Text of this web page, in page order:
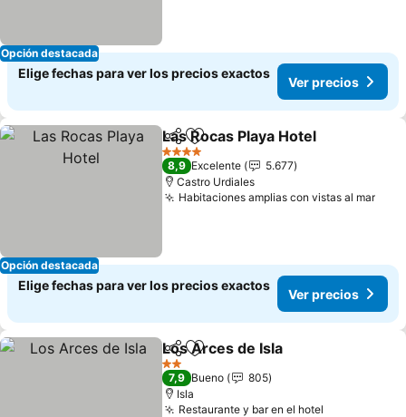
Opción destacada
Elige fechas para ver los precios exactos
Ver precios
Opción destacada
CompartirAgregar a favoritos
Las Rocas Playa Hotel
4 Estrellas
8,9 Excelente
5.677
Castro Urdiales
Habitaciones amplias con vistas al mar
Elige fechas para ver los precios exactos
Ver precios
CompartirAgregar a favoritos
Los Arces de Isla
2 Estrellas
7,9 Bueno
805
Isla
Restaurante y bar en el hotel